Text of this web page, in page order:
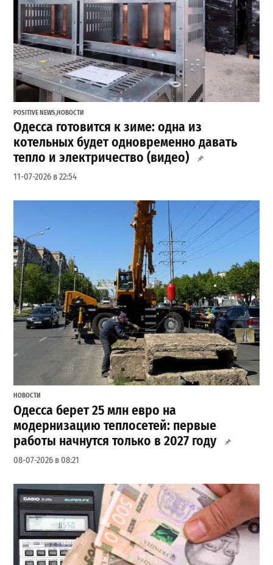
POSITIVE NEWS,НОВОСТИ
Одесса готовится к зиме: одна из
котельных будет одновременно давать
тепло и электричество (видео)
11-07-2026 в 22:54
НОВОСТИ
Одесса берет 25 млн евро на
модернизацию теплосетей: первые
работы начнутся только в 2027 году
08-07-2026 в 08:21